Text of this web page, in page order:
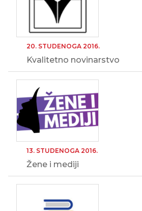
20. STUDENOGA 2016.
Kvalitetno novinarstvo
13. STUDENOGA 2016.
Žene i mediji